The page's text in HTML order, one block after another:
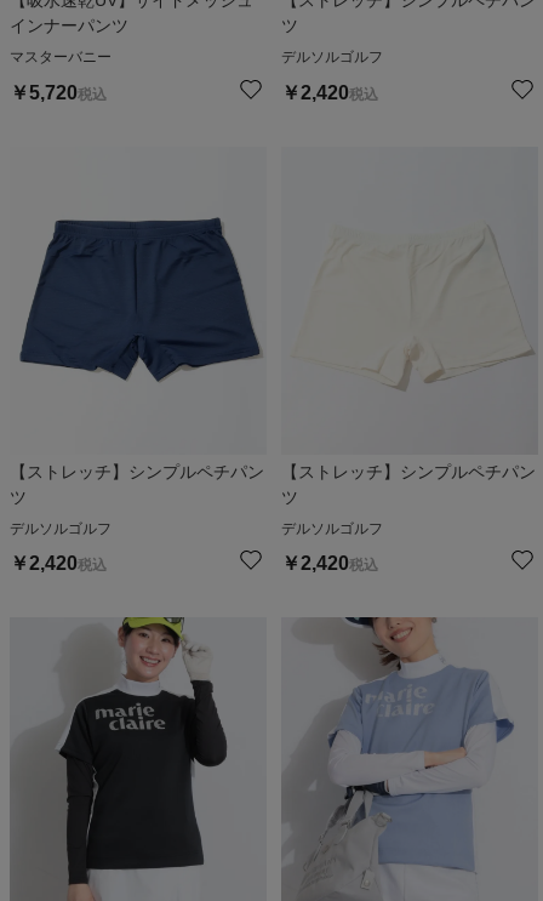
インナーパンツ
マスターバニー
￥5,720税込
ツ
デルソルゴルフ
￥2,420税込
【ストレッチ】シンプルペチパン
ツ
デルソルゴルフ
￥2,420税込
【ストレッチ】シンプルペチパン
ツ
デルソルゴルフ
￥2,420税込